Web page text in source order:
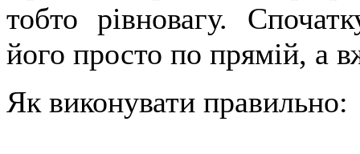
тобто рівновагу.
його просто по прямій, а
Як виконувати правильно: